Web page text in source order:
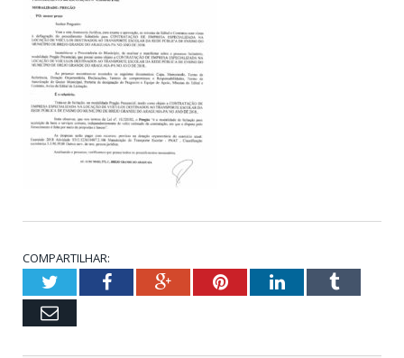
COMPARTILHAR:
TwitterFacebookGoogle+PinterestLinkedInTumblr
Email